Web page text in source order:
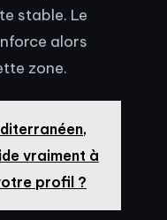
stable. Le
alors
zone.
vraiment à
profil ?